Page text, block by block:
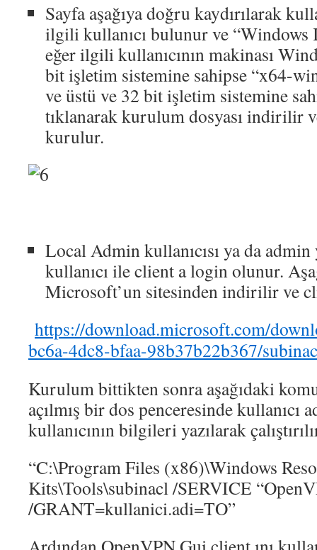
Sayfa aşağıya doğru kaydırılarak
ilgili kullanıcı bulunur ve “Windows
eğer ilgili kullanıcının makinası
bit işletim sistemine sahipse “x64-
ve üstü ve 32 bit işletim sistemine
tıklanarak kurulum dosyası indirilir
kurulur.
Local Admin kullanıcısı ya da
kullanıcı ile client a login olunur.
Microsoft’un sitesinden indirilir ve
https://download.microsoft.com/
bc6a-4dc8-bfaa-98b37b22b367/
Kurulum bittikten sonra aşağıdaki
açılmış bir dos penceresinde kullanıcı
kullanıcının bilgileri yazılarak
“C:\Program Files (x86)\Windows
Kits\Tools\subinacl /SERVICE
/GRANT=kullanici.adi=TO”